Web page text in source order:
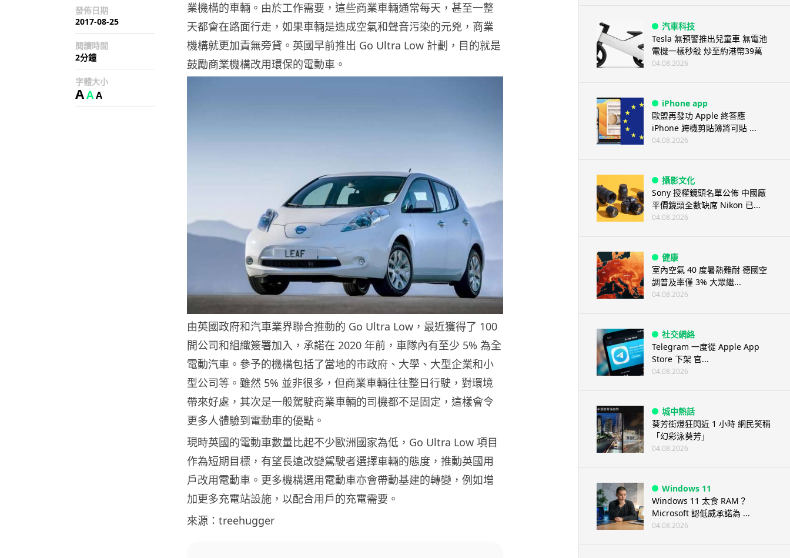
發佈日期
2017-08-25
閱讀時間
2分鐘
字體大小
AAA
業機構的車輛。由於工作需要，這些商業車輛通常每天，甚至一整
天都會在路面行走，如果車輛是造成空氣和聲音污染的元兇，商業
機構就更加責無旁貸。英國早前推出 Go Ultra Low 計劃，目的就是
鼓勵商業機構改用環保的電動車。
由英國政府和汽車業界聯合推動的 Go Ultra Low，最近獲得了 100
間公司和組織簽署加入，承諾在 2020 年前，車隊內有至少 5% 為全
電動汽車。參予的機構包括了當地的市政府、大學、大型企業和小
型公司等。雖然 5% 並非很多，但商業車輛往往整日行駛，對環境
帶來好處，其次是一般駕駛商業車輛的司機都不是固定，這樣會令
更多人體驗到電動車的優點。
現時英國的電動車數量比起不少歐洲國家為低，Go Ultra Low 項目
作為短期目標，有望長遠改變駕駛者選擇車輛的態度，推動英國用
戶改用電動車。更多機構選用電動車亦會帶動基建的轉變，例如增
加更多充電站設施，以配合用戶的充電需要。
來源：treehugger
汽車科技
Tesla 無預警推出兒童車 無電池
電機一樣秒殺 炒至約港幣39萬
04.08.2026
iPhone app
歐盟再發功 Apple 終答應
iPhone 跨機剪貼簿將可貼 ...
04.08.2026
攝影文化
Sony 授權鏡頭名單公佈 中國廠
平價鏡頭全數缺席 Nikon 已...
04.08.2026
健康
室內空氣 40 度暑熱難耐 德國空
調普及率僅 3% 大眾繼...
04.08.2026
社交網絡
Telegram 一度從 Apple App
Store 下架 官...
04.08.2026
城中熱話
葵芳街燈狂閃近 1 小時 網民笑稱
「幻彩泳葵芳」
04.08.2026
Windows 11
Windows 11 太食 RAM？
Microsoft 認低威承諾為 ...
04.08.2026